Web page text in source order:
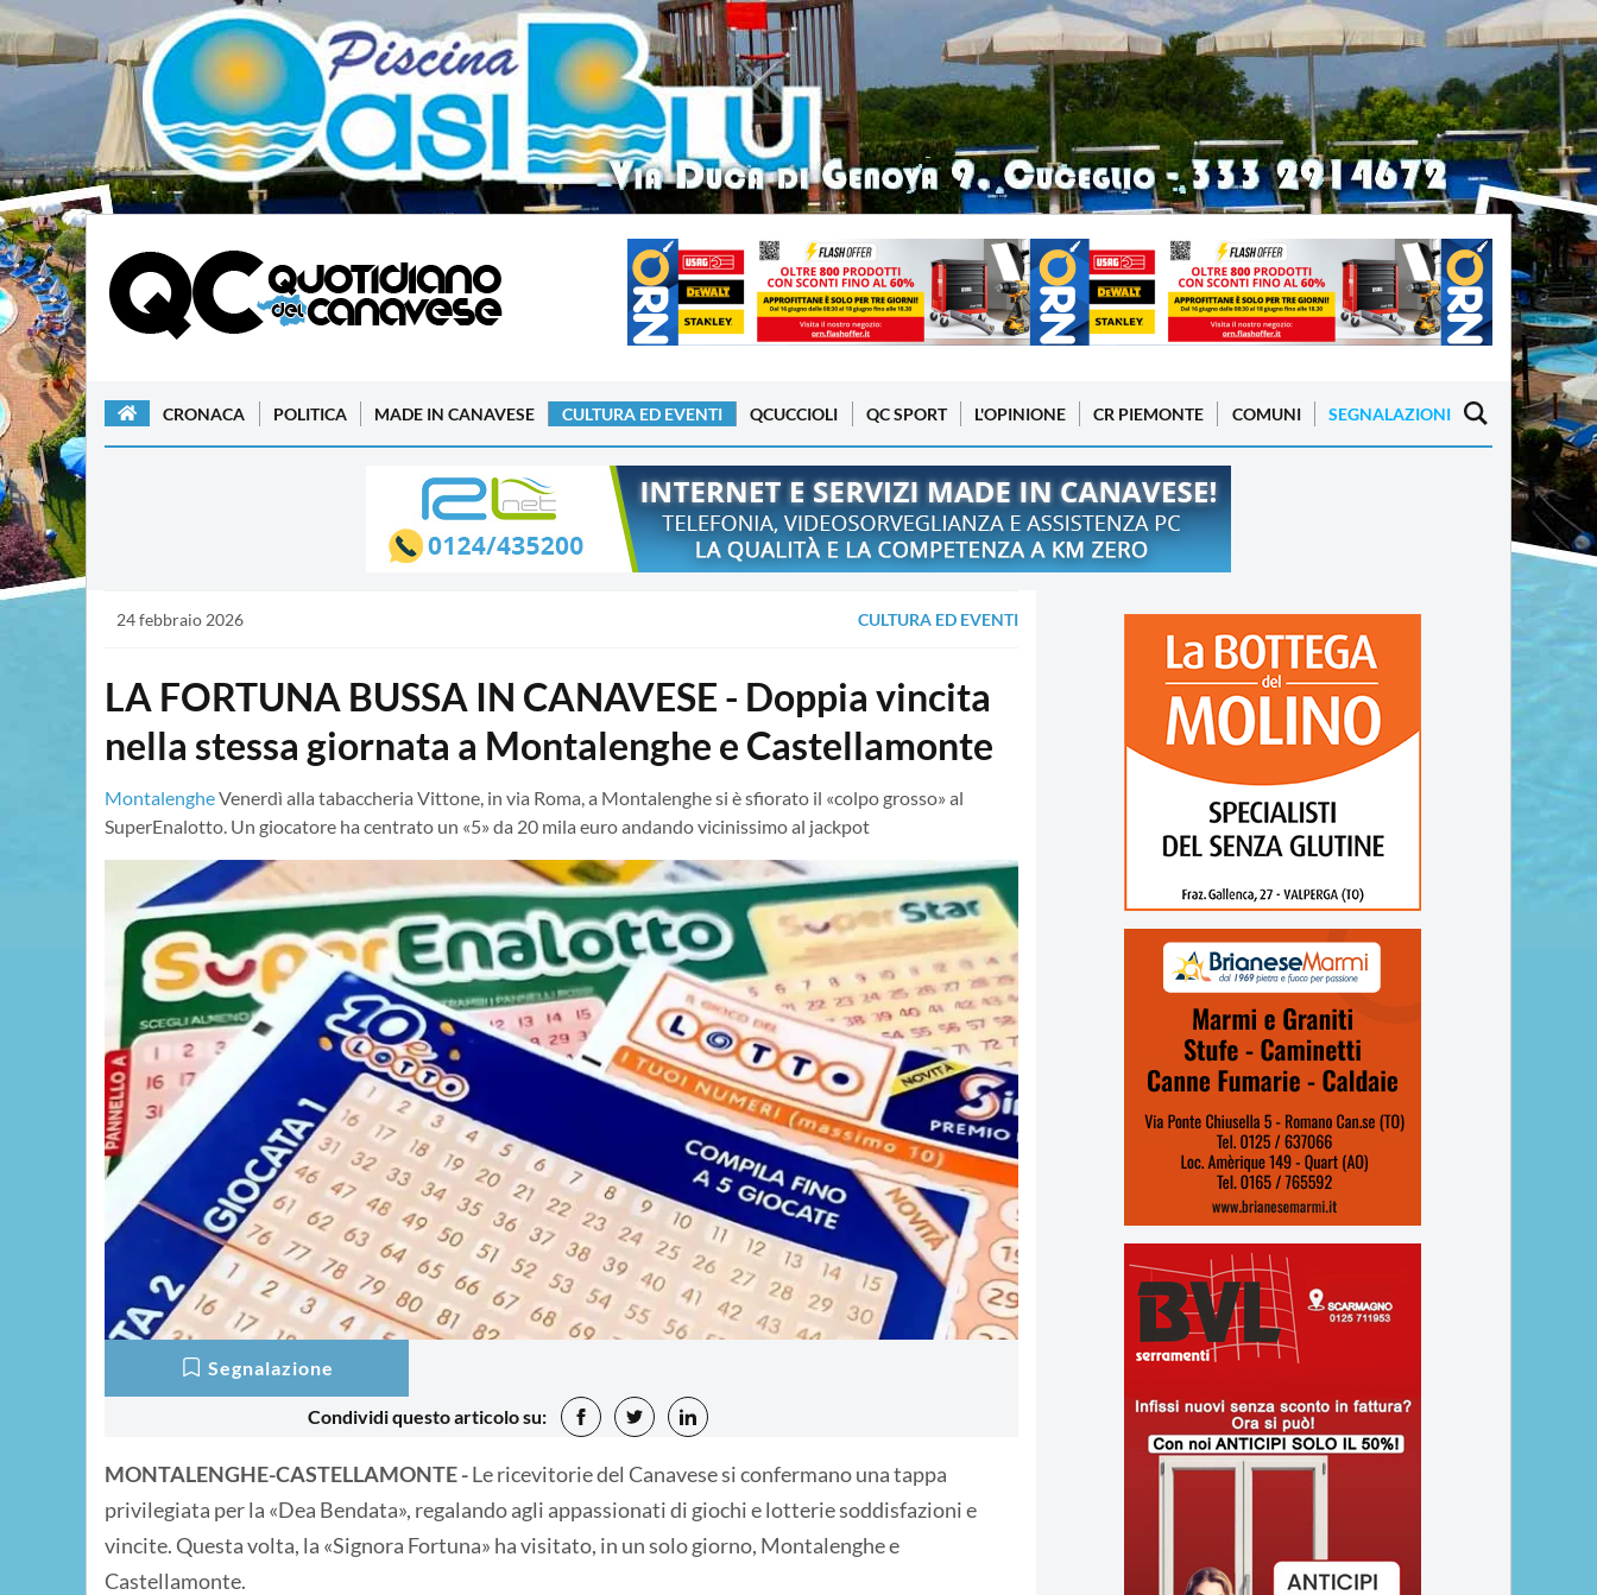
CRONACA POLITICA MADE IN CANAVESE CULTURA ED EVENTI QCUCCIOLI QC SPORT L'OPINIONE CR PIEMONTE COMUNI SEGNALAZIONI
24 febbraio 2026 CULTURA ED EVENTI
LA FORTUNA BUSSA IN CANAVESE - Doppia vincita
nella stessa giornata a Montalenghe e Castellamonte
MontalengheVenerdì alla tabaccheria Vittone, in via Roma, a Montalenghe si è sfiorato il «colpo grosso» al
SuperEnalotto. Un giocatore ha centrato un «5» da 20 mila euro andando vicinissimo al jackpot
Segnalazione
Condividi questo articolo su:
MONTALENGHE-CASTELLAMONTE -Le ricevitorie del Canavese si confermano una tappa
privilegiata per la «Dea Bendata», regalando agli appassionati di giochi e lotterie soddisfazioni e
vincite. Questa volta, la «Signora Fortuna» ha visitato, in un solo giorno, Montalenghe e
Castellamonte.